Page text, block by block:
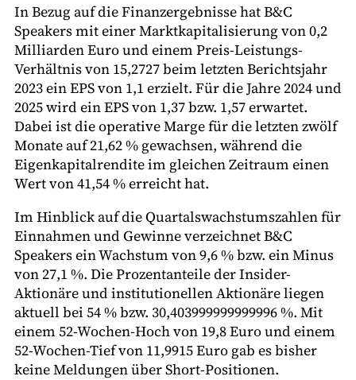
In Bezug auf die Finanzergebnisse hat B&C
Speakers mit einer Marktkapitalisierung von 0,2
Milliarden Euro und einem Preis-Leistungs-
Verhältnis von 15,2727 beim letzten Berichtsjahr
2023 ein EPS von 1,1 erzielt. Für die Jahre 2024 und
2025 wird ein EPS von 1,37 bzw. 1,57 erwartet.
Dabei ist die operative Marge für die letzten zwölf
Monate auf 21,62 % gewachsen, während die
Eigenkapitalrendite im gleichen Zeitraum einen
Wert von 41,54 % erreicht hat.
Im Hinblick auf die Quartalswachstumszahlen für
Einnahmen und Gewinne verzeichnet B&C
Speakers ein Wachstum von 9,6 % bzw. ein Minus
von 27,1 %. Die Prozentanteile der Insider-
Aktionäre und institutionellen Aktionäre liegen
aktuell bei 54 % bzw. 30,403999999999996 %. Mit
einem 52-Wochen-Hoch von 19,8 Euro und einem
52-Wochen-Tief von 11,9915 Euro gab es bisher
keine Meldungen über Short-Positionen.